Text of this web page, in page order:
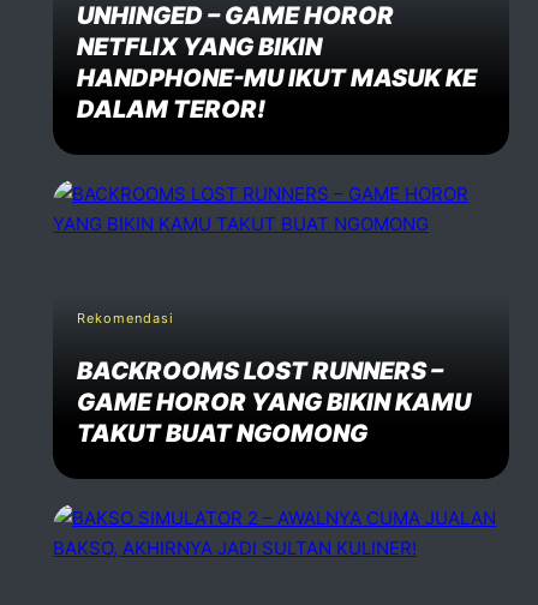
UNHINGED – GAME HOROR
NETFLIX YANG BIKIN
HANDPHONE-MU IKUT MASUK KE
DALAM TEROR!
Rekomendasi
BACKROOMS LOST RUNNERS –
GAME HOROR YANG BIKIN KAMU
TAKUT BUAT NGOMONG